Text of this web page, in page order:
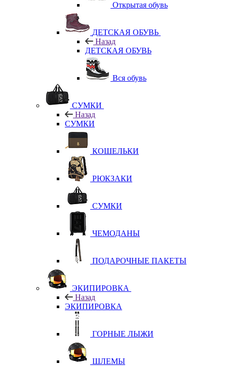
Открытая обувь
ДЕТСКАЯ ОБУВЬ
Назад
ДЕТСКАЯ ОБУВЬ
Вся обувь
СУМКИ
Назад
СУМКИ
КОШЕЛЬКИ
РЮКЗАКИ
СУМКИ
ЧЕМОДАНЫ
ПОДАРОЧНЫЕ ПАКЕТЫ
ЭКИПИРОВКА
Назад
ЭКИПИРОВКА
ГОРНЫЕ ЛЫЖИ
ШЛЕМЫ